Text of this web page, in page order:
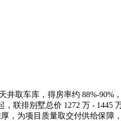
取车库，得房率约 88%-90%
联排别墅总价 1272 万 -
为项目质量取交付供给保障